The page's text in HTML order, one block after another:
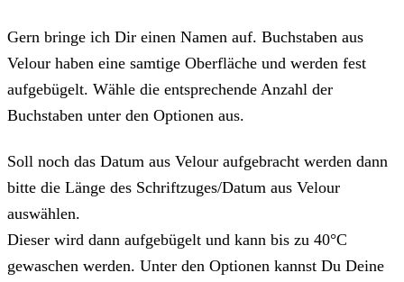
Gern bringe ich Dir einen Namen auf. Buchstaben aus
Velour haben eine samtige Oberfläche und werden fest
aufgebügelt. Wähle die entsprechende Anzahl der
Buchstaben unter den Optionen aus.
Soll noch das Datum aus Velour aufgebracht werden dann
bitte die Länge des Schriftzuges/Datum aus Velour
auswählen.
Dieser wird dann aufgebügelt und kann bis zu 40°C
gewaschen werden. Unter den Optionen kannst Du Deine